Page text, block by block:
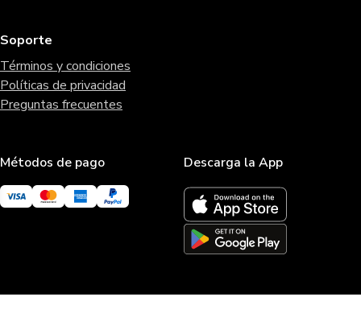
Soporte
Términos y condiciones
Políticas de privacidad
Preguntas frecuentes
Métodos de pago Descarga la App